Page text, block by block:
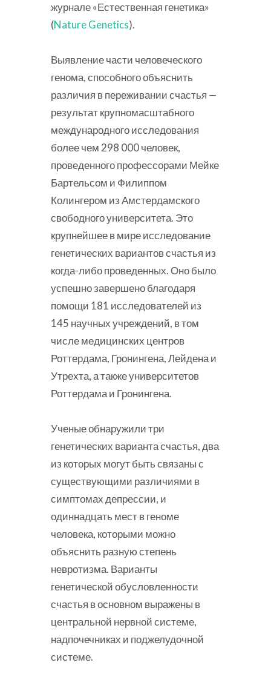
журнале «Естественная генетика»
(Nature Genetics).
Выявление части человеческого
генома, способного объяснить
различия в переживании счастья —
результат крупномасштабного
международного исследования
более чем 298 000 человек,
проведенного профессорами Мейке
Бартельсом и Филиппом
Колингером из Амстердамского
свободного университета. Это
крупнейшее в мире исследование
генетических вариантов счастья из
когда-либо проведенных. Оно было
успешно завершено благодаря
помощи 181 исследователей из
145 научных учреждений, в том
числе медицинских центров
Роттердама, Гронингена, Лейдена и
Утрехта, а также университетов
Роттердама и Гронингена.
Ученые обнаружили три
генетических варианта счастья, два
из которых могут быть связаны с
существующими различиями в
симптомах депрессии, и
одиннадцать мест в геноме
человека, которыми можно
объяснить разную степень
невротизма. Варианты
генетической обусловленности
счастья в основном выражены в
центральной нервной системе,
надпочечниках и поджелудочной
системе.